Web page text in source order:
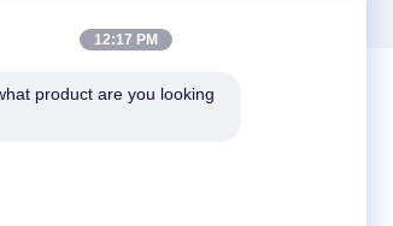
220V
12:17 PM
product are you looking